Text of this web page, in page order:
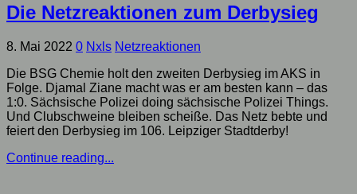
Die Netzreaktionen zum Derbysieg
8. Mai 2022 0 Nxls Netzreaktionen
Die BSG Chemie holt den zweiten Derbysieg im AKS in
Folge. Djamal Ziane macht was er am besten kann – das
1:0. Sächsische Polizei doing sächsische Polizei Things.
Und Clubschweine bleiben scheiße. Das Netz bebte und
feiert den Derbysieg im 106. Leipziger Stadtderby!
Continue reading...